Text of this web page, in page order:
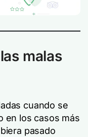
malas
cuando se
en los casos más
pasado